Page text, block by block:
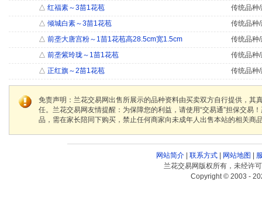
△ 红福素～3苗1花苞
传统品种
△ 倾城白素～3苗1花苞
传统品种
△ 前垄大唐宫粉～1苗1花苞高28.5cm宽1.5cm
传统品种
△ 前垄紫玲珑～1苗1花苞
传统品种
△ 正红旗～2苗1花苞 传统品种
免责声明：兰花交易网出售所展示的品种资料由买卖双方自行提供，
任。兰花交易网友情提醒：为保障您的利益，请使用“交易通”担保交
品，需在家长陪同下购买，禁止任何商家向未成年人出售本站的相关商
网站简介| 联系方式| 网站地图
兰花交易网版权所有，未经许
Copyright © 2003 -